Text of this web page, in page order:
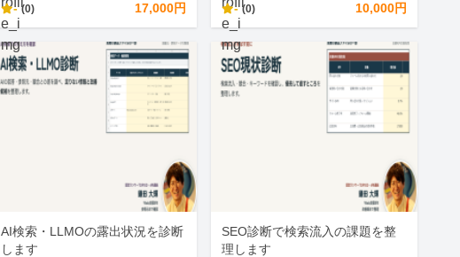
- (0) 17,000円 - (0) 10,000円
AI検索・LLMOの露出状況を診断
します
SEO診断で検索流入の課題を整
理します